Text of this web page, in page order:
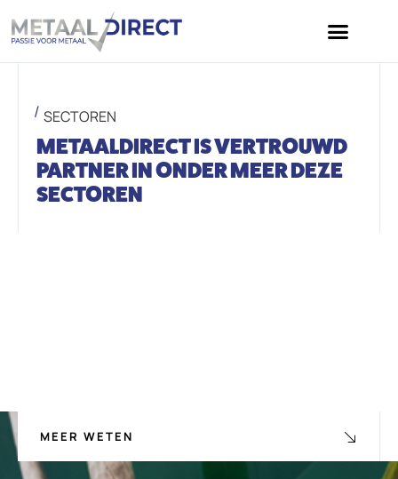
SECTOREN
METAALDIRECT IS VERTROUWD
PARTNER IN ONDER MEER DEZE
SECTOREN
MEER WETEN